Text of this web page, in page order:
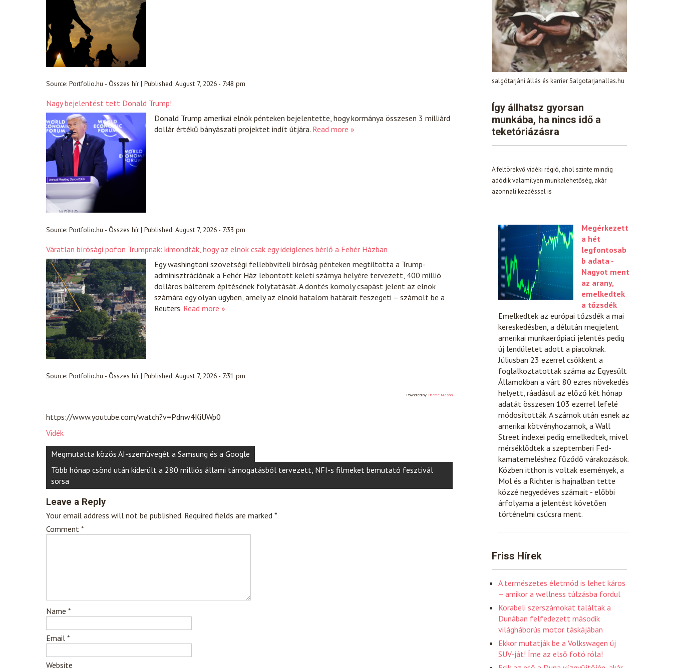
Source: Portfolio.hu - Összes hír| Published: August 7, 2026 - 7:48 pm
Nagy bejelentést tett Donald Trump!
Donald Trump amerikai elnök pénteken bejelentette, hogy kormánya összesen 3 milliárd
dollár értékű bányászati projektet indít útjára. Read more »
Source: Portfolio.hu - Összes hír| Published: August 7, 2026 - 7:33 pm
Váratlan bírósági pofon Trumpnak: kimondták, hogy az elnök csak egy ideiglenes bérlő a Fehér Házban
Egy washingtoni szövetségi fellebbviteli bíróság pénteken megtiltotta a Trump-
adminisztrációnak a Fehér Ház lebontott keleti szárnya helyére tervezett, 400 millió
dolláros bálterem építésének folytatását. A döntés komoly csapást jelent az elnök
számára egy olyan ügyben, amely az elnöki hatalom határait feszegeti – számolt be a
Reuters. Read more »
Source: Portfolio.hu - Összes hír| Published: August 7, 2026 - 7:31 pm
Powered by Theme Mason
https://www.youtube.com/watch?v=Pdnw4KiUWp0
Vidék
Post
navigation
Megmutatta közös AI-szemüvegét a Samsung és a Google
Több hónap csönd után kiderült a 280 milliós állami támogatásból tervezett, NFI-s filmeket bemutató fesztivál
sorsa
Leave a Reply
Your email address will not be published. Required fields are marked *
Comment *
Name *
Email *
Website
salgótarjáni állás és karrier Salgotarjanallas.hu
Így állhatsz gyorsan
munkába, ha nincs idő a
teketóriázásra
A feltörekvő vidéki régió, ahol szinte mindig
adódik valamilyen munkalehetőség, akár
azonnali kezdéssel is
Megérkezett
a hét
legfontosab
b adata -
Nagyot ment
az arany,
emelkedtek
a tőzsdék
Emelkedtek az európai tőzsdék a mai
kereskedésben, a délután megjelent
amerikai munkaerőpiaci jelentés pedig
új lendületet adott a piacoknak.
Júliusban 23 ezerrel csökkent a
foglalkoztatottak száma az Egyesült
Államokban a várt 80 ezres növekedés
helyett, ráadásul az előző két hónap
adatát összesen 103 ezerrel lefelé
módosították. A számok után esnek az
amerikai kötvényhozamok, a Wall
Street indexei pedig emelkedtek, mivel
mérséklődtek a szeptemberi Fed-
kamatemeléshez fűződő várakozások.
Közben itthon is voltak események, a
Mol és a Richter is hajnalban tette
közzé negyedéves számait - előbbi
árfolyama a jelentést követően
történelmi csúcsra ment.
Friss Hírek
A természetes életmód is lehet káros
– amikor a wellness túlzásba fordul
Korabeli szerszámokat találtak a
Dunában felfedezett második
világháborús motor táskájában
Ekkor mutatják be a Volkswagen új
SUV-ját! Íme az első fotó róla!